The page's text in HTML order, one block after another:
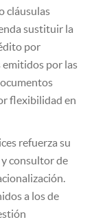
cláusulas
sustituir la
por
por las
flexibilidad en
refuerza su
consultor de
a los de